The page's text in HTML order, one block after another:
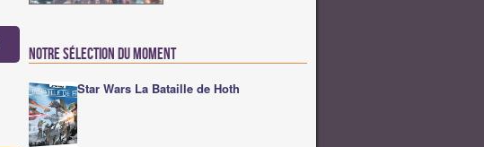
Notre sélection du moment
Star Wars La Bataille de Hoth